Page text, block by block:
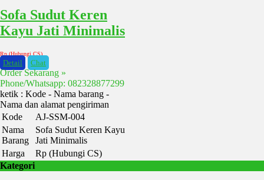
Sofa Sudut Keren
Kayu Jati Minimalis
Rp (Hubungi CS)
Detail Chat
Order Sekarang »
Phone/Whatsapp: 082328877299
ketik : Kode - Nama barang -
Nama dan alamat pengiriman
Kode
AJ-SSM-004
Nama
Barang
Sofa Sudut Keren Kayu
Jati Minimalis
Harga
Rp (Hubungi CS)
Kategori